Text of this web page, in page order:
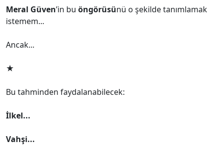
Meral Güven’in bu öngörüsünü o şekilde tanımlamak
istemem...
Ancak...
★
Bu tahminden faydalanabilecek:
İlkel...
Vahşi...